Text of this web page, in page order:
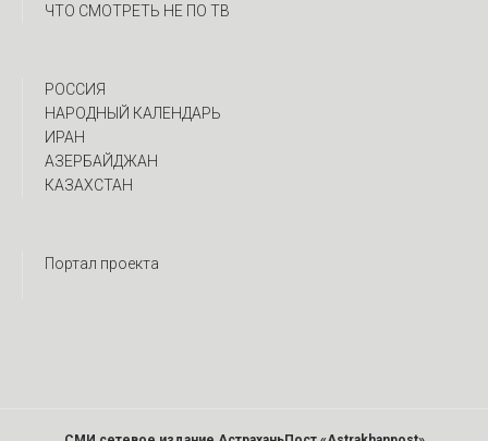
ЧТО СМОТРЕТЬ НЕ ПО ТВ
РОССИЯ
НАРОДНЫЙ КАЛЕНДАРЬ
ИРАН
АЗЕРБАЙДЖАН
КАЗАХСТАН
Портал проекта